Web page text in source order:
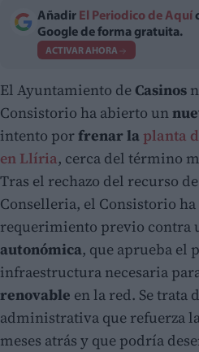
Añadir El Periodico de Aquí
Google de forma gratuita.
ACTIVAR AHORA
El Ayuntamiento de Casinos
Consistorio ha abierto un
intento porfrenar la planta
en Llíria, cerca del término
Tras el rechazo del recurso
Conselleria, el Consistorio
requerimiento previo contra
autonómica, que aprueba el
infraestructura necesaria
renovable en la red. Se trata
administrativa que refuerza
meses atrás y que podría